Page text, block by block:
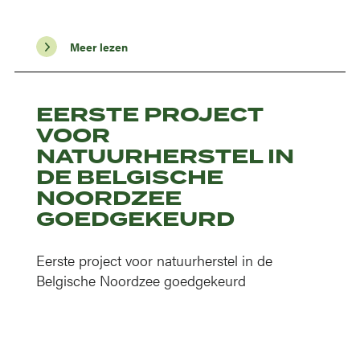
Meer lezen
EERSTE PROJECT
VOOR
NATUURHERSTEL IN
DE BELGISCHE
NOORDZEE
GOEDGEKEURD
Eerste project voor natuurherstel in de
Belgische Noordzee goedgekeurd